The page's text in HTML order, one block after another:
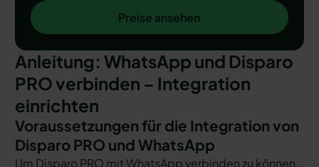
Preise ansehen
Preise ansehen
Anleitung: WhatsApp und Disparo
PRO verbinden – Integration
einrichten
Voraussetzungen für die Integration von
Disparo PRO und WhatsApp
Um Disparo PRO mit WhatsApp verbinden zu können,